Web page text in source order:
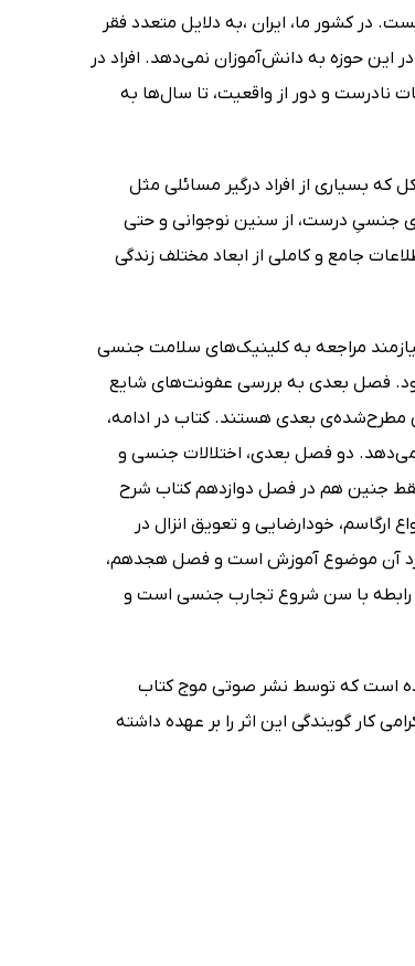
در کشور ما، ایران ،به دلایل متعدد فقر
حوزه به دانش‌آموزان نمی‌دهد. افراد در
نادرست و دور از واقعیت، تا سال‌ها به
بسیاری از افراد درگیر مسائلی مثل
جنسیِ درست، از سنین نوجوانی و حتی
جامع و کاملی از ابعاد مختلف زندگی
مراجعه به کلینیک‌های سلامت جنسی
فصل بعدی به بررسی عفونت‌های شایع
مطرح‌شده‌ی بعدی هستند. کتاب در ادامه،
می‌دهد. دو فصل بعدی، اختلالات جنسی و
سقط جنین هم در فصل دوازدهم کتاب شرح
خودارضایی و تعویق انزال در
آن موضوع آموزش است و فصل هجدهم،
با سن شروع تجارب جنسی است و
است که توسط نشر صوتی موج کتاب
کار گویندگی این اثر را بر عهده داشته